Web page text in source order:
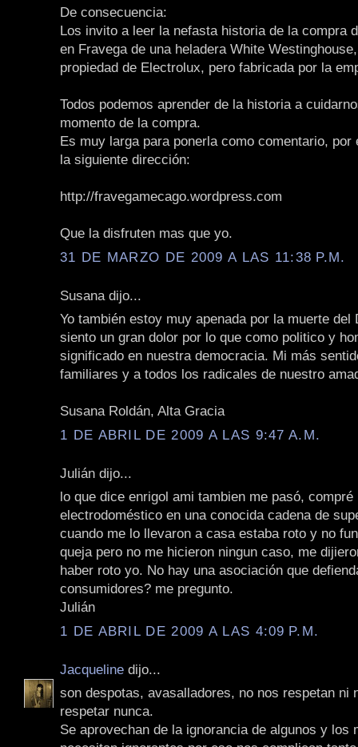
De consecuencia:
Los invito a leer la nefasta historia de la compra
en Fravega de una heladera White
propiedad de Electrolux, pero fabricada por la
Todos podemos aprender de la historia a
momento de la compra.
Es muy larga para ponerla como comentario, por
la siguiente dirección:
http://fravegamecago.wordpress.com
Que la disfruten mas que yo.
31 DE MARZO DE 2009 A LAS 11:38 P.M.
Susana dijo...
Yo también estoy muy apenada por la muerte del
siento un gran dolor por lo que como politico y
significado en nuestra democracia. Mi más
familiares y a todos los radicales de nuestro
Susana Roldán, Alta Gracia
1 DE ABRIL DE 2009 A LAS 9:47 A.M.
Julián dijo...
lo que dice enrigol ami tambien me pasó, compré
electrodoméstico en una conocida cadena de
cuando me lo llevaron a casa estaba roto y no
queja pero no me hicieron ningun caso, me
haber roto yo. No hay una asociación que
consumidores? me pregunto.
Julián
1 DE ABRIL DE 2009 A LAS 4:09 P.M.
Jacqueline dijo...
son despotas, avasalladores, no nos respetan ni
respetar nunca.
Se aprovechan de la ignorancia de algunos y los